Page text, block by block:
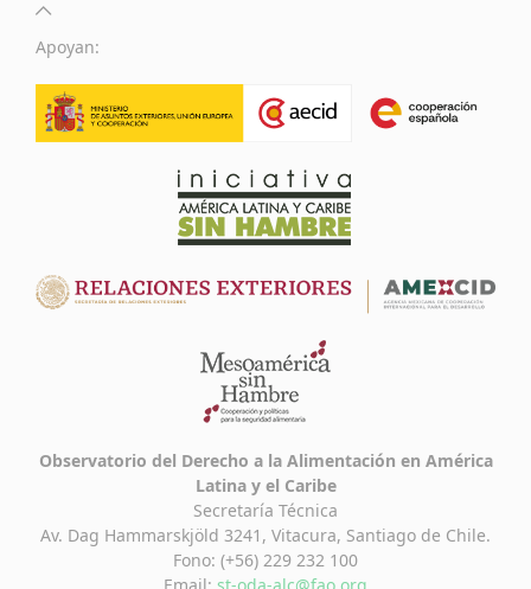
Apoyan:
Observatorio del Derecho a la Alimentación en América
Latina y el Caribe
Secretaría Técnica
Av. Dag Hammarskjöld 3241, Vitacura, Santiago de Chile.
Fono: (+56) 229 232 100
Email: st-oda-alc@fao.org